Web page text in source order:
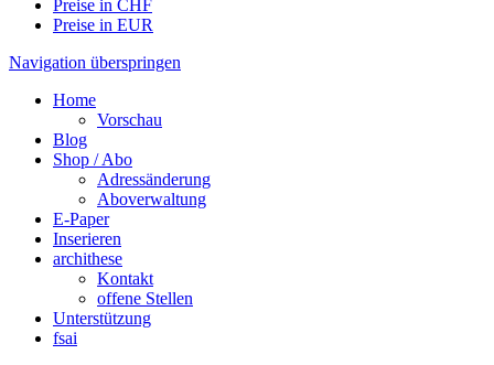
Preise in CHF
Preise in EUR
Navigation überspringen
Home
Vorschau
Blog
Shop / Abo
Adressänderung
Aboverwaltung
E-Paper
Inserieren
archithese
Kontakt
offene Stellen
Unterstützung
fsai